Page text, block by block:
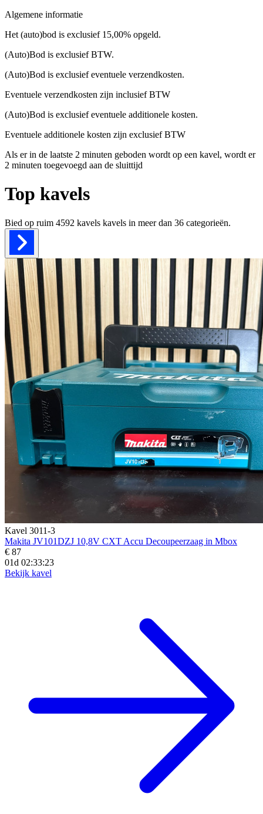
Algemene informatie
Het (auto)bod is exclusief 15,00% opgeld.
(Auto)Bod is exclusief BTW.
(Auto)Bod is exclusief eventuele verzendkosten.
Eventuele verzendkosten zijn inclusief BTW
(Auto)Bod is exclusief eventuele additionele kosten.
Eventuele additionele kosten zijn exclusief BTW
Als er in de laatste 2 minuten geboden wordt op een kavel, wordt er
2 minuten toegevoegd aan de sluittijd
Top kavels
Bied op ruim 4592 kavels kavels in meer dan 36 categorieën.
Kavel 3011-3
Makita JV101DZJ 10,8V CXT Accu Decoupeerzaag in Mbox
€ 87
01d 02:33:20
Bekijk kavel